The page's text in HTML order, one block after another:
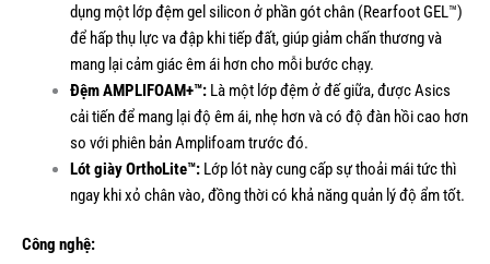
dụng một lớp đệm gel silicon ở phần gót chân (Rearfoot GEL™)
để hấp thụ lực va đập khi tiếp đất, giúp giảm chấn thương và
mang lại cảm giác êm ái hơn cho mỗi bước chạy.
Đệm AMPLIFOAM+™:Là một lớp đệm ở đế giữa, được Asics
cải tiến để mang lại độ êm ái, nhẹ hơn và có độ đàn hồi cao hơn
so với phiên bản Amplifoam trước đó.
Lót giày OrthoLite™:Lớp lót này cung cấp sự thoải mái tức thì
ngay khi xỏ chân vào, đồng thời có khả năng quản lý độ ẩm tốt.
Công nghệ: